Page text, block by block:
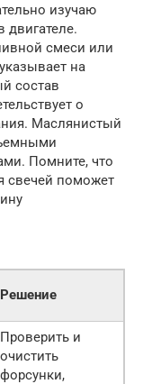
изучаю
двигателе.
смеси или
на
состав
о
Маслянистый
Помните, что
свечей поможет
Решение
Проверить и
очистить
форсунки,